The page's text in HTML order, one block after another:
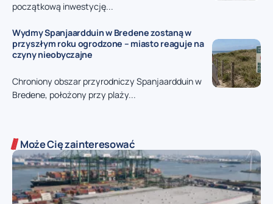
początkową inwestycję...
Wydmy Spanjaardduin w Bredene zostaną w
przyszłym roku ogrodzone – miasto reaguje na
czyny nieobyczajne
Chroniony obszar przyrodniczy Spanjaardduin w
Bredene, położony przy plaży...
Może Cię zainteresować